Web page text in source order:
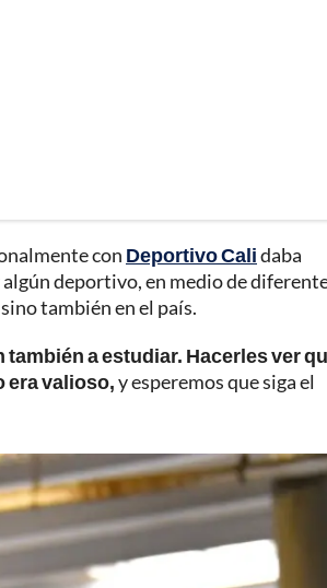
con Deportivo Calidaba
deportivo, en medio de
también en el país.
a estudiar. Hacerles ver
era valioso,y esperemos que siga el